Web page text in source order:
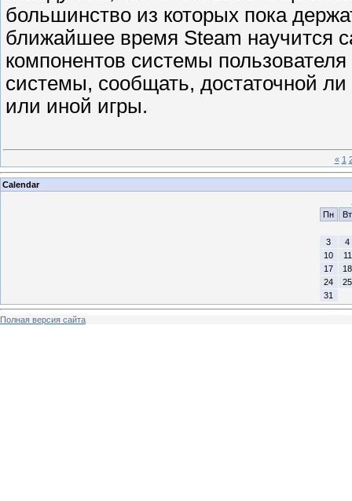
большинство из которых пока
ближайшее время Steam научится
компонентов системы
системы, сообщать, достаточной
или иной игры.
« 1
Calendar
Пн
Вт
3
4
10
11
17
18
24
25
31
Полная версия сайта